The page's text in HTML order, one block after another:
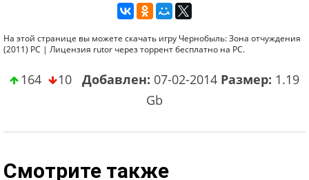
На этой странице вы можете скачать игру Чернобыль: Зона отчуждения
(2011) PC | Лицензия rutor через торрент бесплатно на PC.
164 10 Добавлен: 07-02-2014 Размер: 1.19
Gb
Смотрите также